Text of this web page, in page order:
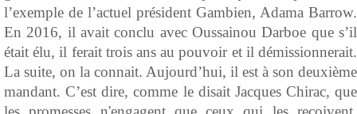
l’exemple de l’actuel président Gambien, Adama Barrow.
En 2016, il avait conclu avec Oussainou Darboe que s’il
était élu, il ferait trois ans au pouvoir et il démissionnerait.
La suite, on la connait. Aujourd’hui, il est à son deuxième
mandant. C’est dire, comme le disait Jacques Chirac, que